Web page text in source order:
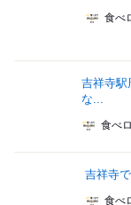
食べ
吉祥寺駅
な...
食べ
吉祥寺
食べ